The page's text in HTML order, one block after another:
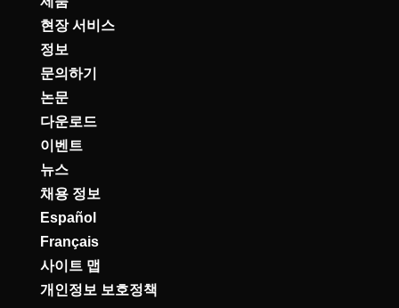
현장 서비스
정보
문의하기
논문
다운로드
이벤트
뉴스
채용 정보
Español
Français
사이트 맵
개인정보 보호정책